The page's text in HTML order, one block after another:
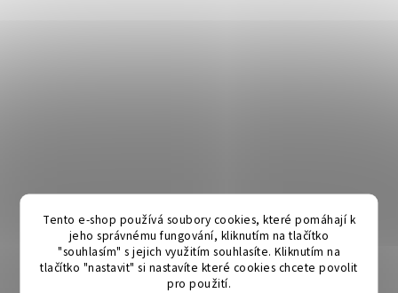
Tento e-shop používá soubory cookies, které pomáhají k
jeho správnému fungování, kliknutím na tlačítko
"souhlasím" s jejich využitím souhlasíte. Kliknutím na
tlačítko "nastavit" si nastavíte které cookies chcete povolit
pro použití.